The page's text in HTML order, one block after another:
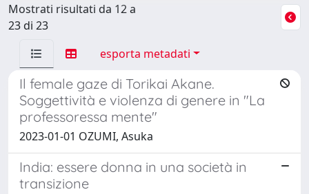
Mostrati risultati da 12 a
23 di 23
esporta metadati
Il female gaze di Torikai Akane.
Soggettività e violenza di genere in "La
professoressa mente"
2023-01-01 OZUMI, Asuka
India: essere donna in una società in
transizione